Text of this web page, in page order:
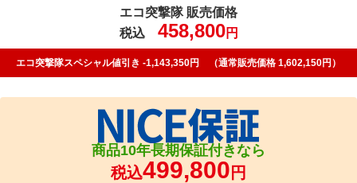
エコ突撃隊 販売価格
税込 458,800円
エコ突撃隊スペシャル値引き -1,143,350円 （通常販売価格 1,602,150円）
商品10年長期保証付きなら
税込499,800 円